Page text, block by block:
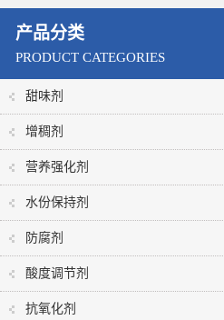
产品分类
PRODUCT CATEGORIES
甜味剂
增稠剂
营养强化剂
水份保持剂
防腐剂
酸度调节剂
抗氧化剂